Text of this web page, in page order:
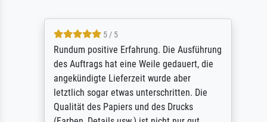
5 / 5
Rundum positive Erfahrung. Die Ausführung
des Auftrags hat eine Weile gedauert, die
angekündigte Lieferzeit wurde aber
letztlich sogar etwas unterschritten. Die
Qualität des Papiers und des Drucks